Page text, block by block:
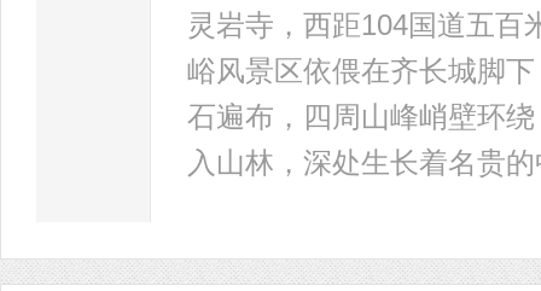
灵岩寺，西距104国道五百
峪风景区依偎在齐长城脚
石遍布，四周山峰峭壁环
入山林，深处生长着名贵